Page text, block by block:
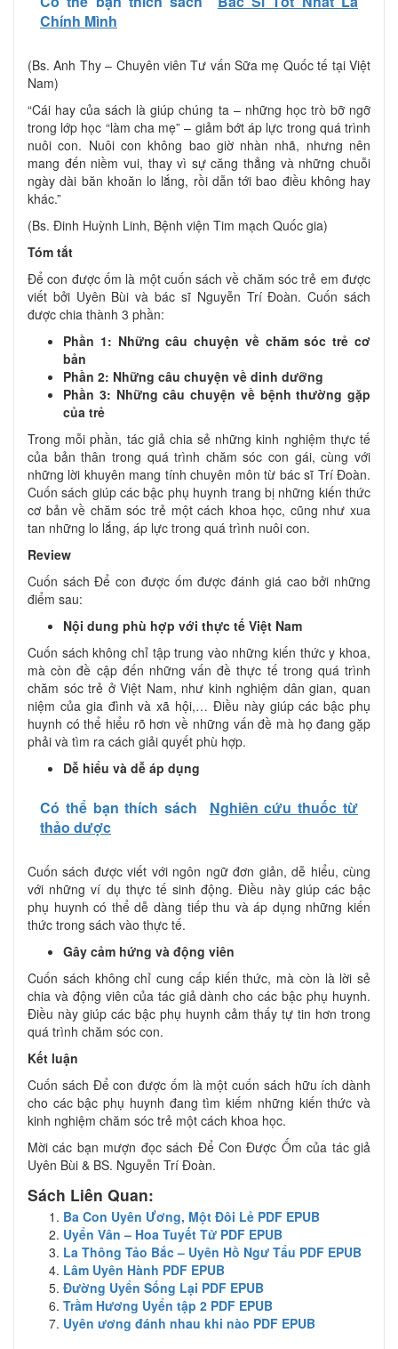
Chính Mình
(Bs. Anh Thy – Chuyên viên Tư vấn Sữa mẹ Quốc tế tại Việt
Nam)
“Cái hay của sách là giúp chúng ta – những học trò bỡ ngỡ
trong lớp học “làm cha mẹ” – giảm bớt áp lực trong quá trình
nuôi con. Nuôi con không bao giờ nhàn nhã, nhưng nên
mang đến niềm vui, thay vì sự căng thẳng và những chuỗi
ngày dài băn khoăn lo lắng, rồi dẫn tới bao điều không hay
khác.”
(Bs. Đinh Huỳnh Linh, Bệnh viện Tim mạch Quốc gia)
Tóm tắt
Để con được ốm là một cuốn sách về chăm sóc trẻ em được
viết bởi Uyên Bùi và bác sĩ Nguyễn Trí Đoàn. Cuốn sách
được chia thành 3 phần:
Phần 1: Những câu chuyện về chăm sóc trẻ cơ
bản
Phần 2: Những câu chuyện về dinh dưỡng
Phần 3: Những câu chuyện về bệnh thường gặp
của trẻ
Trong mỗi phần, tác giả chia sẻ những kinh nghiệm thực tế
của bản thân trong quá trình chăm sóc con gái, cùng với
những lời khuyên mang tính chuyên môn từ bác sĩ Trí Đoàn.
Cuốn sách giúp các bậc phụ huynh trang bị những kiến thức
cơ bản về chăm sóc trẻ một cách khoa học, cũng như xua
tan những lo lắng, áp lực trong quá trình nuôi con.
Review
Cuốn sách Để con được ốm được đánh giá cao bởi những
điểm sau:
Nội dung phù hợp với thực tế Việt Nam
Cuốn sách không chỉ tập trung vào những kiến thức y khoa,
mà còn đề cập đến những vấn đề thực tế trong quá trình
chăm sóc trẻ ở Việt Nam, như kinh nghiệm dân gian, quan
niệm của gia đình và xã hội,… Điều này giúp các bậc phụ
huynh có thể hiểu rõ hơn về những vấn đề mà họ đang gặp
phải và tìm ra cách giải quyết phù hợp.
Dễ hiểu và dễ áp dụng
Có thể bạn thích sách
Nghiên cứu thuốc từ
thảo dược
Cuốn sách được viết với ngôn ngữ đơn giản, dễ hiểu, cùng
với những ví dụ thực tế sinh động. Điều này giúp các bậc
phụ huynh có thể dễ dàng tiếp thu và áp dụng những kiến
thức trong sách vào thực tế.
Gây cảm hứng và động viên
Cuốn sách không chỉ cung cấp kiến thức, mà còn là lời sẻ
chia và động viên của tác giả dành cho các bậc phụ huynh.
Điều này giúp các bậc phụ huynh cảm thấy tự tin hơn trong
quá trình chăm sóc con.
Kết luận
Cuốn sách Để con được ốm là một cuốn sách hữu ích dành
cho các bậc phụ huynh đang tìm kiếm những kiến thức và
kinh nghiệm chăm sóc trẻ một cách khoa học.
Mời các bạn mượn đọc sách Để Con Được Ốm của tác giả
Uyên Bùi & BS. Nguyễn Trí Đoàn.
Sách Liên Quan:
Ba Con Uyên Ương, Một Đôi Lẻ PDF EPUB
Uyển Vân – Hoa Tuyết Tử PDF EPUB
La Thông Tảo Bắc – Uyên Hồ Ngư Tẩu PDF EPUB
Lâm Uyên Hành PDF EPUB
Đường Uyển Sống Lại PDF EPUB
Trầm Hương Uyển tập 2 PDF EPUB
Uyên ương đánh nhau khi nào PDF EPUB